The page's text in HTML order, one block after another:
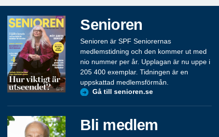
Senioren
Senioren är SPF Seniorernas
medlemstidning och den kommer ut med
nio nummer per år. Upplagan är nu uppe i
205 400 exemplar. Tidningen är en
uppskattad medlemsförmån.
Gå till senioren.se
Bli medlem